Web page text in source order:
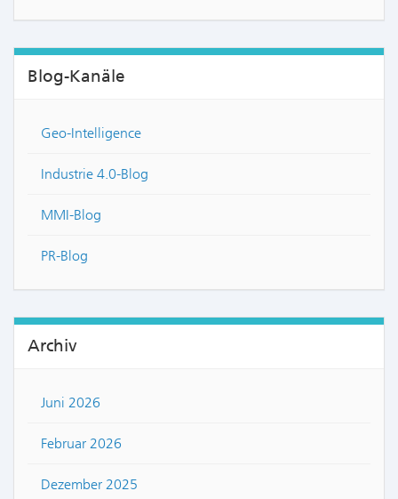
Blog-Kanäle
Geo-Intelligence
Industrie 4.0-Blog
MMI-Blog
PR-Blog
Archiv
Juni 2026
Februar 2026
Dezember 2025